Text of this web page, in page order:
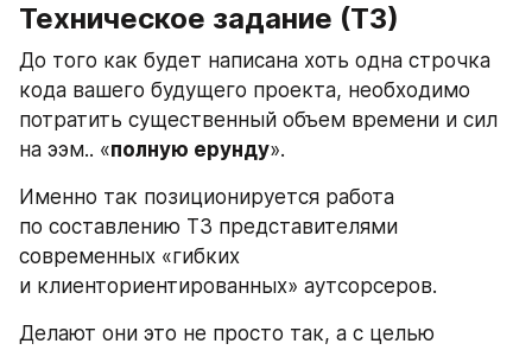
Техническое задание (ТЗ)
До того как будет написана хоть одна строчка
кода вашего будущего проекта, необходимо
потратить существенный объем времени и сил
на ээм.. «полную ерунду».
Именно так позиционируется работа
по составлению ТЗ представителями
современных «гибких
и клиенториентированных» аутсорсеров.
Делают они это не просто так, а с целью